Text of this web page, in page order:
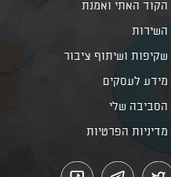
הקוד האתי ואמנת
השירות
שקיפות ושיתוף ציבור
מידע לעסקים
הסביבה שלי
מדיניות הפרטיות